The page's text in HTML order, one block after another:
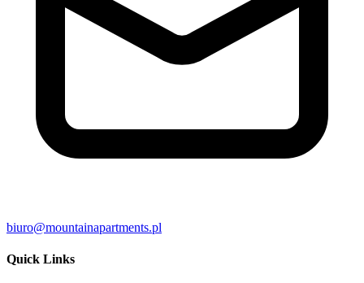
biuro@mountainapartments.pl
Quick Links